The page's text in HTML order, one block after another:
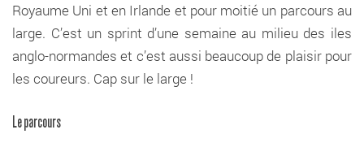
Royaume Uni et en Irlande et pour moitié un parcours au
large. C’est un sprint d’une semaine au milieu des iles
anglo-normandes et c’est aussi beaucoup de plaisir pour
les coureurs. Cap sur le large !
Le parcours